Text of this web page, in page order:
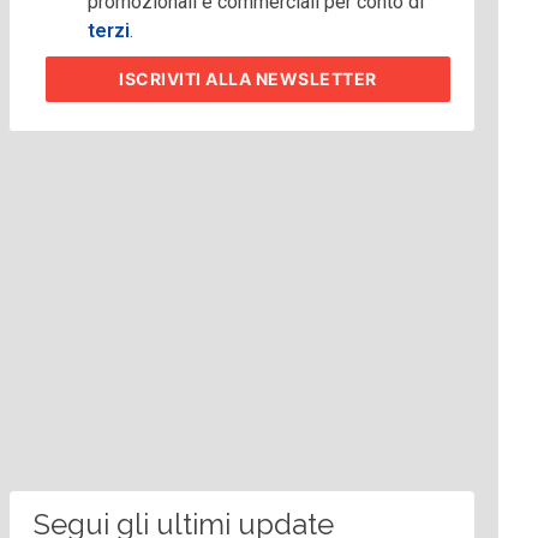
terzi.
ISCRIVITIALLA NEWSLETTER
Segui gli ultimi update